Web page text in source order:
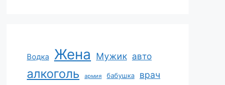
Водка Жена Мужик авто
алкоголь армия бабушка врач